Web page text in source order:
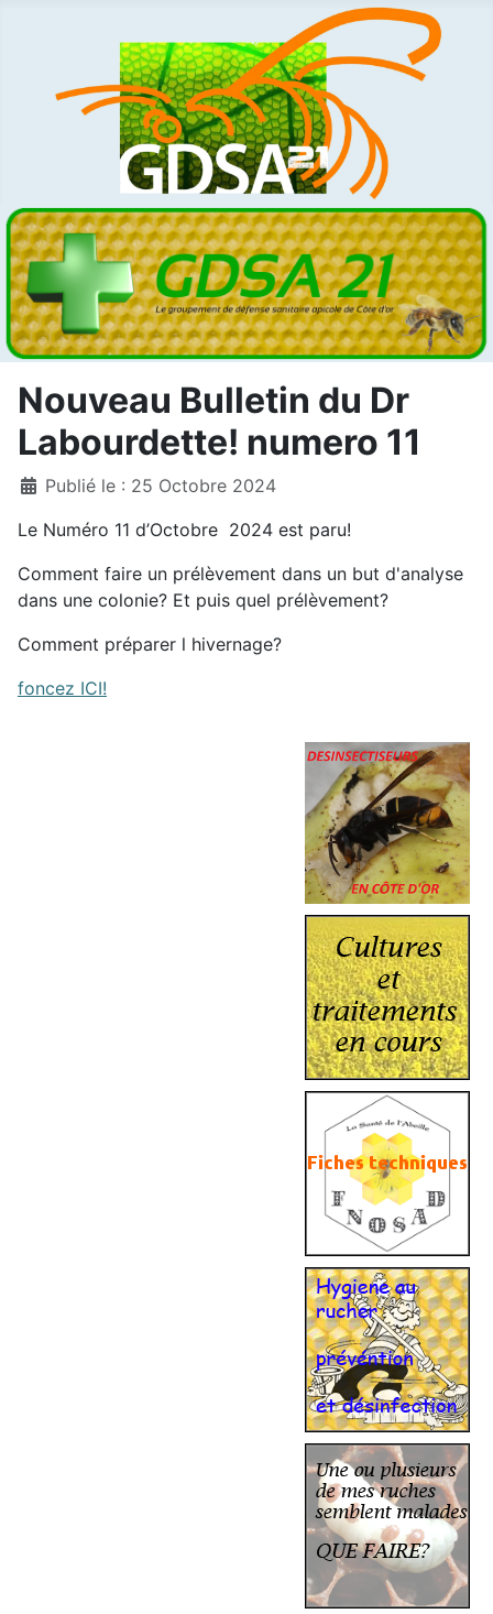
Nouveau Bulletin du Dr
Labourdette! numero 11
DétailsPublié le : 25 Octobre 2024
Le Numéro 11 d’Octobre 2024 est paru!
Comment faire un prélèvement dans un but d'analyse
dans une colonie? Et puis quel prélèvement?
Comment préparer l hivernage?
foncez ICI!